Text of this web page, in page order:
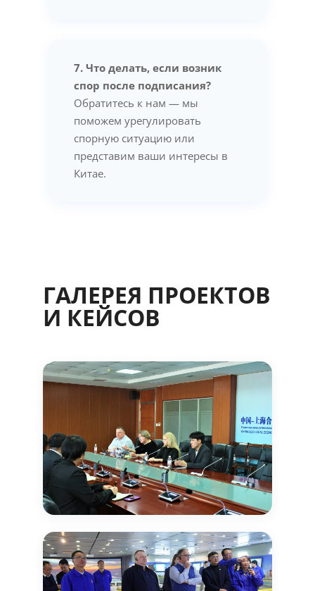
7. Что делать, если возник
спор после подписания?
Обратитесь к нам — мы
поможем урегулировать
спорную ситуацию или
представим ваши интересы в
Китае.
ГАЛЕРЕЯ ПРОЕКТОВ
И КЕЙСОВ